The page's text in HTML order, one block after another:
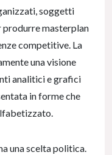
soggetti
produrre masterplan
competitive. La
una visione
analitici e grafici
in forme che
una scelta politica.